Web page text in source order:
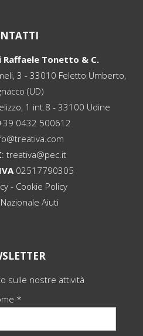
Raffaele Tonetto & C.
3 - 33010 Feletto Umberto,
(UD)
1 int.8 - 33100 Udine
0432 500612
: treativa@pec.it
02517790305
- Cookie Policy
Aiuti
sulle nostre attività
*